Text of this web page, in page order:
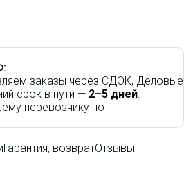
заказы через СДЭК, Деловые
срок в пути — 2–5 дней.
перевозчику по
Гарантия, возвратОтзывы